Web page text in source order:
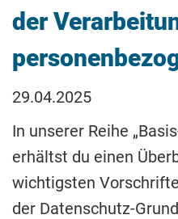
der
29.04.2025
In unserer Reihe
erhältst du einen
wichtigsten
der Datenschutz-